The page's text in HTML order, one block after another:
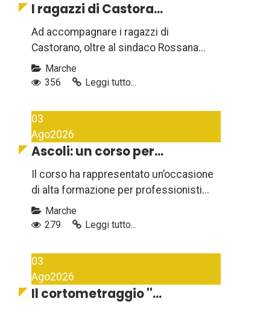
I ragazzi di Castora...
Ad accompagnare i ragazzi di
Castorano, oltre al sindaco Rossana...
Marche
356
Leggi tutto...
03
Ago2026
Ascoli: un corso per...
Il corso ha rappresentato un’occasione
di alta formazione per professionisti...
Marche
279
Leggi tutto...
03
Ago2026
Il cortometraggio ''...